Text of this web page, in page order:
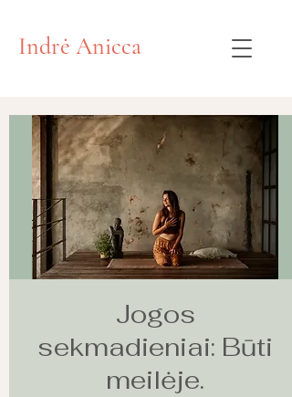
Indrė Anicca
Jogos
sekmadieniai: Būti
meilėje.